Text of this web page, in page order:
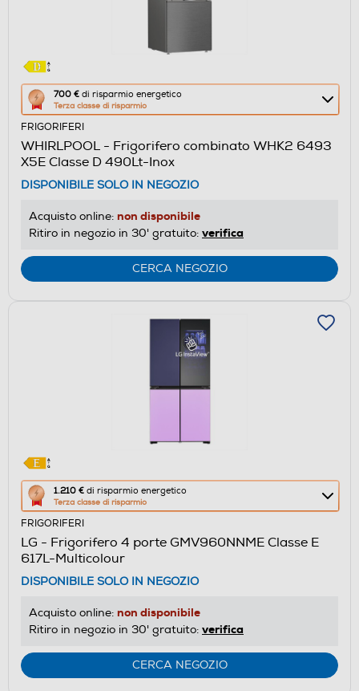
700 € di risparmio energetico
Terza classe di risparmio
Questa
azione
aprirà
il
Calcolatore
di
risparmio
energetico
Youreko.
FRIGORIFERI
WHIRLPOOL - Frigorifero combinato WHK2 6493
X5E Classe D 490Lt-Inox
DISPONIBILE SOLO IN NEGOZIO
Acquisto online: non disponibile
Ritiro in negozio in 30' gratuito: verifica
CERCA NEGOZIO
1.210 € di risparmio energetico
Terza classe di risparmio
Questa
azione
aprirà
il
Calcolatore
di
risparmio
energetico
Youreko.
FRIGORIFERI
LG - Frigorifero 4 porte GMV960NNME Classe E
617L-Multicolour
DISPONIBILE SOLO IN NEGOZIO
Acquisto online: non disponibile
Ritiro in negozio in 30' gratuito: verifica
CERCA NEGOZIO